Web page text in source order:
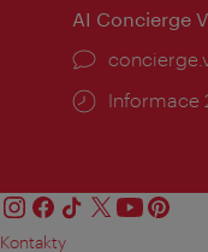
AI Concierge
Informace
Kontakty